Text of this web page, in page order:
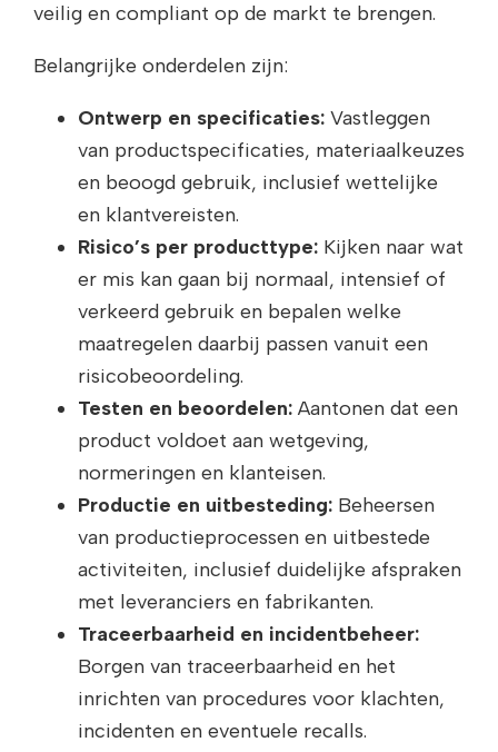
veilig en compliant op de markt te brengen.
Belangrijke onderdelen zijn:
Ontwerp en specificaties: Vastleggen
van productspecificaties, materiaalkeuzes
en beoogd gebruik, inclusief wettelijke
en klantvereisten.
Risico’s per producttype: Kijken naar wat
er mis kan gaan bij normaal, intensief of
verkeerd gebruik en bepalen welke
maatregelen daarbij passen vanuit een
risicobeoordeling.
Testen en beoordelen: Aantonen dat een
product voldoet aan wetgeving,
normeringen en klanteisen.
Productie en uitbesteding: Beheersen
van productieprocessen en uitbestede
activiteiten, inclusief duidelijke afspraken
met leveranciers en fabrikanten.
Traceerbaarheid en incidentbeheer:
Borgen van traceerbaarheid en het
inrichten van procedures voor klachten,
incidenten en eventuele recalls.